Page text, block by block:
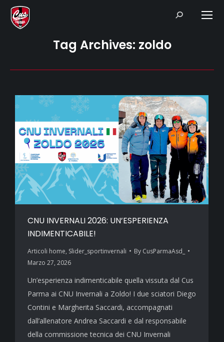
Search:
Tag Archives: zoldo
CNU INVERNALI 2026: UN’ESPERIENZA
INDIMENTICABILE!
Articoli home, Slider_sportinvernali By CusParmaAsd_
Marzo 27, 2026
Un’esperienza indimenticabile quella vissuta dal Cus
Parma ai CNU Invernali a Zoldo! I due sciatori Diego
Contini e Margherita Saccardi, accompagnati
dall’allenatore Andrea Saccardi e dal responsabile
della commissione tecnica dei CNU Invernali